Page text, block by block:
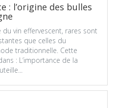
: l’origine des bulles
vin effervescent, rares sont
que celles du
traditionnelle. Cette
: L’importance de la